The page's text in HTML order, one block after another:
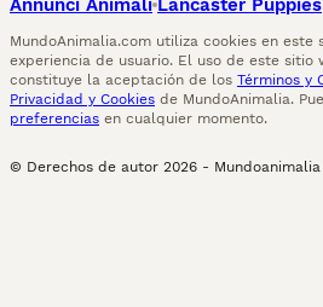
Annunci Animali Lancaster Puppies
MundoAnimalia.com utiliza cookies en
experiencia de usuario. El uso de este sitio
constituye la aceptación de los Términos y
Privacidad y Cookies de MundoAnimalia.
preferencias en cualquier momento.
© Derechos de autor 2026 - Mundoanimalia